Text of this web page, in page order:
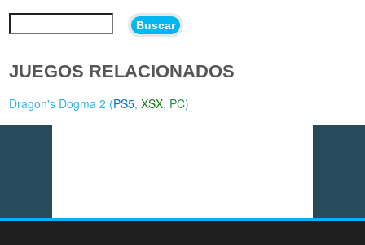
Buscar
JUEGOS RELACIONADOS
Dragon's Dogma 2 (PS5,XSX, PC)